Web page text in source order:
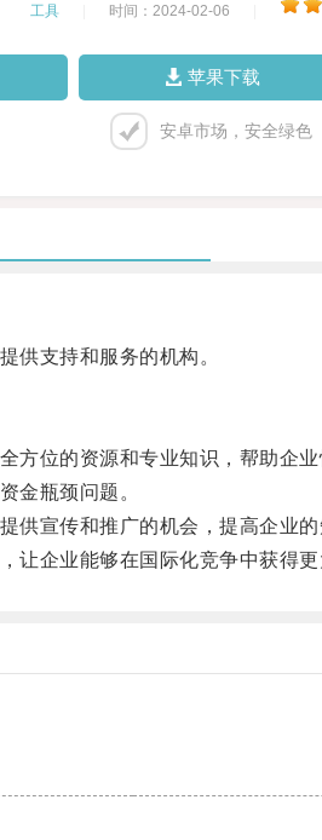
工具 时间：2024-02-06
苹果下载
安卓市场，安全绿色
支持和服务的机构。
位的资源和专业知识，帮助企业
金瓶颈问题。
宣传和推广的机会，提高企业的
企业能够在国际化竞争中获得更